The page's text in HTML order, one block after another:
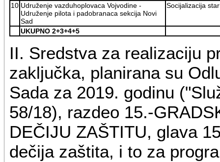
10 Udruženje vazduhoplovaca Vojvodine -
Udruženje pilota i padobranaca sekcija Novi
Sad
Socijalizacija
UKUPNO 2+3+4+5
II. Sredstva za realizaciju
zaključka, planirana su
Sada za 2019. godinu
58/18), razdeo 15.-
DEČIJU ZAŠTITU, glava
dečija zaštita, i to za